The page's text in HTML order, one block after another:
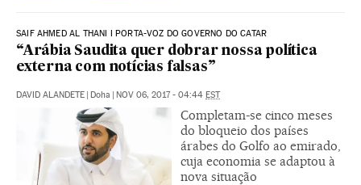
SAIF AHMED AL THANI I PORTA-VOZ DO GOVERNO DO CATAR
“Arábia Saudita quer dobrar nossa política
externa com notícias falsas”
DAVID ALANDETE | Doha | NOV 06, 2017 - 04:44 EST
Completam-se cinco meses
do bloqueio dos países
árabes do Golfo ao emirado,
cuja economia se adaptou à
nova situação